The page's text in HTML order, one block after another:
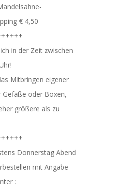
€ 4,50
in der Zeit zwischen
Mitbringen eigener
Gefäße oder Boxen,
größere als zu
Donnerstag Abend
mit Angabe
: